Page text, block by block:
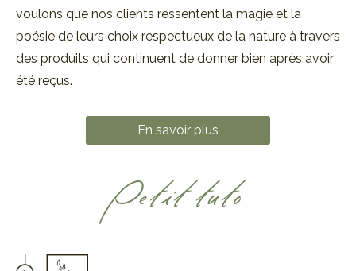
voulons que nos clients ressentent la magie et la
poésie de leurs choix respectueux de la nature à travers
des produits qui continuent de donner bien après avoir
été reçus.
En savoir plus
Petit tuto